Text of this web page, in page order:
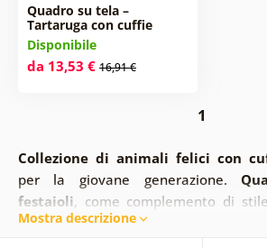
Quadro su tela –
Tartaruga con cuffie
Disponibile
da 13,53 € 16,91 €
1
Collezione di animali felici con
per la giovane generazione.
festaioli, come complemento di
uno studente. Scarica l'intera
Mostra descrizione